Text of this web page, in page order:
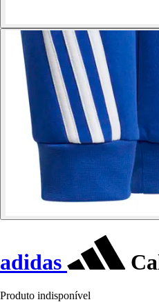
adidas
Produto indisponível